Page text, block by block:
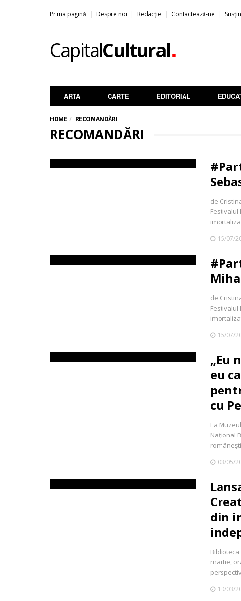
Prima pagină Despre noi Redacție Contactează-ne
CapitalCultural.
ARTA CARTE EDITORIAL
HOME RECOMANDĂRI
RECOMANDĂRI
de
Festivalul
15/07/
de
Festivalul
15/07/
„Eu
eu
cu
La
Național
03/05/
din
martie,
10/03/